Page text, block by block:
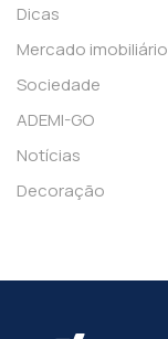
Dicas
Mercado imobiliário
Sociedade
ADEMI-GO
Notícias
Decoração